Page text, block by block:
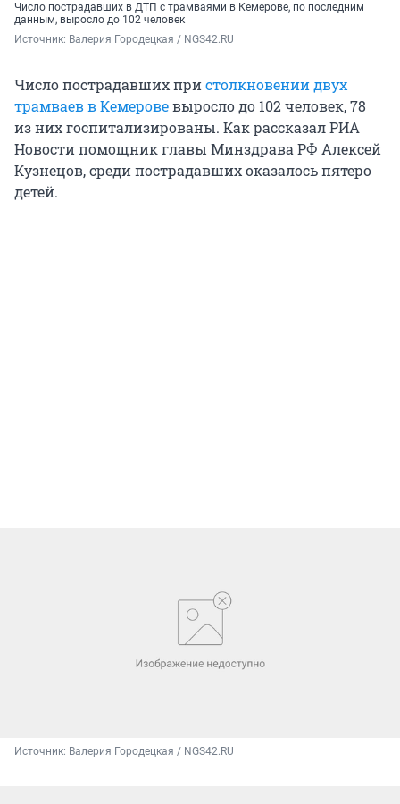
Число пострадавших в ДТП с трамваями в Кемерове, по последним
данным, выросло до 102 человек
Источник: Валерия Городецкая / NGS42.RU
Число пострадавших пристолкновении двух
трамваев в Кемеровевыросло до 102 человек, 78
из них госпитализированы. Как рассказал РИА
Новости помощник главы Минздрава РФ Алексей
Кузнецов, среди пострадавших оказалось пятеро
детей.
Источник: Валерия Городецкая / NGS42.RU